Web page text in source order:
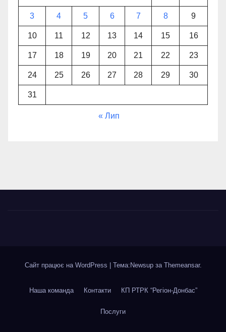
3 4 5 6 7 8 9
10 11 12 13 14 15 16
17 18 19 20 21 22 23
24 25 26 27 28 29 30
31
« Лип
Сайт працює на WordPress Тема:Newsup за Themeansar.
Наша команда Контакти КП РТРК “Регіон-Донбас”
Послуги